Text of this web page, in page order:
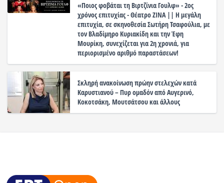
«Ποιος φοβάται τη Βιρτζίνια Γουλφ» - 2ος
χρόνος επιτυχίας - Θέατρο ΖΙΝΑ || Η μεγάλη
επιτυχία, σε σκηνοθεσία Σωτήρη Τσαφούλια, με
τον Βλαδίμηρο Κυριακίδη και την Έφη
Μουρίκη, συνεχίζεται για 2η χρονιά, για
περιορισμένο αριθμό παραστάσεων!
Σκληρή ανακοίνωση πρώην στελεχών κατά
Καρυστιανού – Πυρ ομαδόν από Αυγερινό,
Κοκοτσάκη, Μουτσάτσου και άλλους